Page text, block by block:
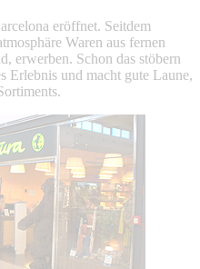
eröffnet. Seitdem
Waren aus fernen
erwerben. Schon das stöbern
Erlebnis und macht gute Laune,